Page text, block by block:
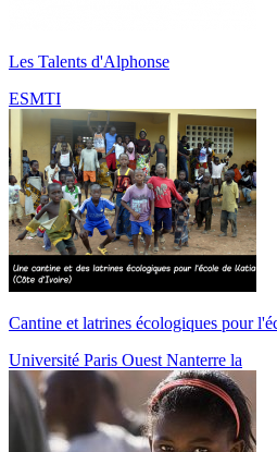
Les Talents d'Alphonse
ESMTI
Cantine et latrines écologiques pour
Université Paris Ouest Nanterre la